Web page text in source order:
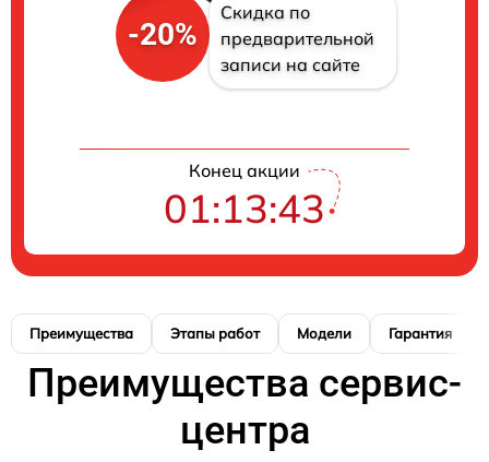
-20%
Скидка по
предварительной
записи на сайте
Конец акции
01:13:42
Преимущества Этапы работ Модели Гарантия
Преимущества сервис-
центра